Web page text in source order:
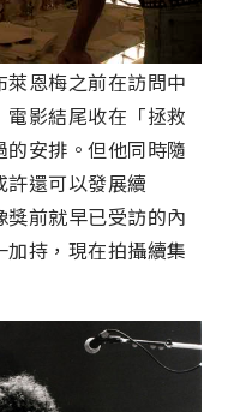
恩梅之前在訪問中
影結尾收在「拯救
安排。但他同時隨
還可以發展續
前就早已受訪的內
持，現在拍攝續集